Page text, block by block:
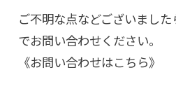
ご不明な点などございました
でお問い合わせください。
《お問い合わせはこちら》